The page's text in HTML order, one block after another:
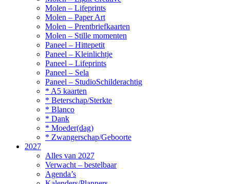
Molen – Lifeprints
Molen – Paper Art
Molen – Prentbriefkaarten
Molen – Stille momenten
Paneel – Hittepetit
Paneel – Kleinlichtje
Paneel – Lifeprints
Paneel – Sela
Paneel – StudioSchilderachtig
* A5 kaarten
* Beterschap/Sterkte
* Blanco
* Dank
* Moeder(dag)
* Zwangerschap/Geboorte
2027
Alles van 2027
Verwacht – bestelbaar
Agenda’s